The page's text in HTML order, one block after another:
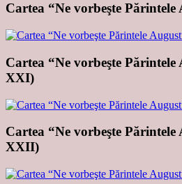
Cartea “Ne vorbeşte
Cartea “Ne vorbeşte
XXI)
Cartea “Ne vorbeşte
XXII)